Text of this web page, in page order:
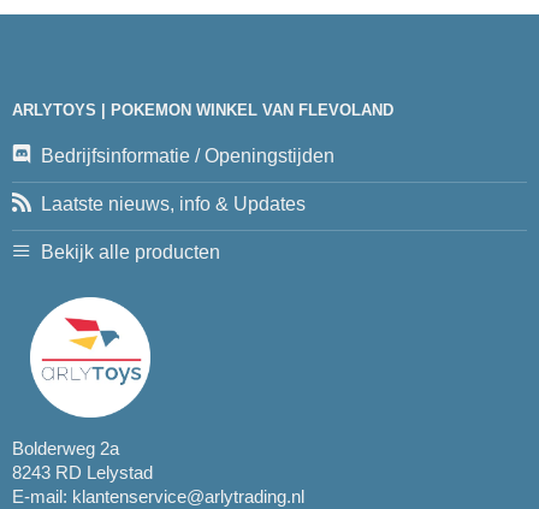
ARLYTOYS | POKEMON WINKEL VAN FLEVOLAND
Bedrijfsinformatie / Openingstijden
Laatste nieuws, info & Updates
Bekijk alle producten
Bolderweg 2a
8243 RD Lelystad
E-mail: klantenservice@arlytrading.nl